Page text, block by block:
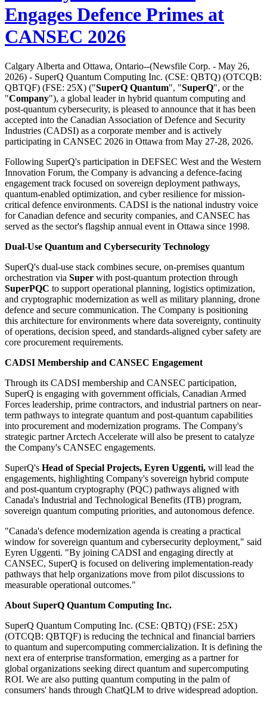
Engages Defence Primes at
CANSEC 2026
Calgary Alberta and Ottawa, Ontario--(Newsfile Corp. - May 26,
2026) - SuperQ Quantum Computing Inc. (CSE: QBTQ) (OTCQB:
QBTQF) (FSE: 25X) ("SuperQ Quantum", "SuperQ", or the
"Company"), a global leader in hybrid quantum computing and
post-quantum cybersecurity, is pleased to announce that it has been
accepted into the Canadian Association of Defence and Security
Industries (CADSI) as a corporate member and is actively
participating in CANSEC 2026 in Ottawa from May 27-28, 2026.
Following SuperQ's participation in DEFSEC West and the Western
Innovation Forum, the Company is advancing a defence-facing
engagement track focused on sovereign deployment pathways,
quantum-enabled optimization, and cyber resilience for mission-
critical defence environments. CADSI is the national industry voice
for Canadian defence and security companies, and CANSEC has
served as the sector's flagship annual event in Ottawa since 1998.
Dual-Use Quantum and Cybersecurity Technology
SuperQ's dual-use stack combines secure, on-premises quantum
orchestration via Super with post-quantum protection through
SuperPQC to support operational planning, logistics optimization,
and cryptographic modernization as well as military planning, drone
defence and secure communication. The Company is positioning
this architecture for environments where data sovereignty, continuity
of operations, decision speed, and standards-aligned cyber safety are
core procurement requirements.
CADSI Membership and CANSEC Engagement
Through its CADSI membership and CANSEC participation,
SuperQ is engaging with government officials, Canadian Armed
Forces leadership, prime contractors, and industrial partners on near-
term pathways to integrate quantum and post-quantum capabilities
into procurement and modernization programs. The Company's
strategic partner Arctech Accelerate will also be present to catalyze
the Company's CANSEC engagements.
SuperQ's Head of Special Projects, Eyren Uggenti, will lead the
engagements, highlighting Company's sovereign hybrid compute
and post-quantum cryptography (PQC) pathways aligned with
Canada's Industrial and Technological Benefits (ITB) program,
sovereign quantum computing priorities, and autonomous defence.
"Canada's defence modernization agenda is creating a practical
window for sovereign quantum and cybersecurity deployment," said
Eyren Uggenti. "By joining CADSI and engaging directly at
CANSEC, SuperQ is focused on delivering implementation-ready
pathways that help organizations move from pilot discussions to
measurable operational outcomes."
About SuperQ Quantum Computing Inc.
SuperQ Quantum Computing Inc. (CSE: QBTQ) (FSE: 25X)
(OTCQB: QBTQF) is reducing the technical and financial barriers
to quantum and supercomputing commercialization. It is defining the
next era of enterprise transformation, emerging as a partner for
global organizations seeking direct quantum and supercomputing
ROI. We are also putting quantum computing in the palm of
consumers' hands through ChatQLM to drive widespread adoption.